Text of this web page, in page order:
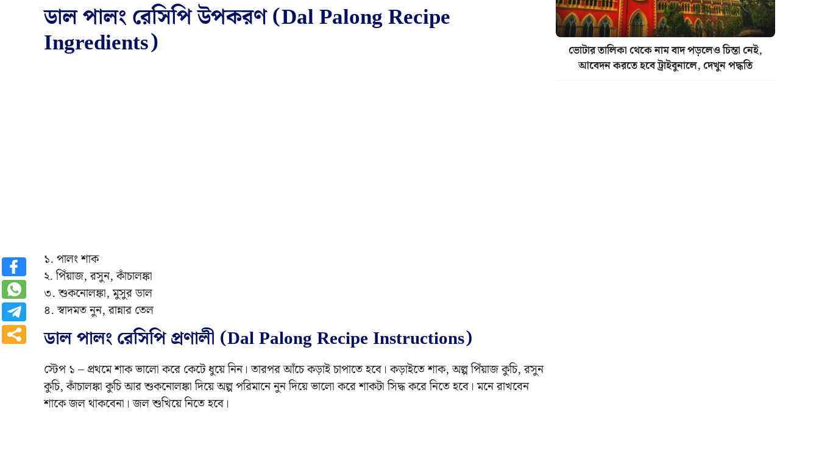
ডাল পালং রেসিপি উপকরণ (Dal Palong Recipe
Ingredients)
১. পালং শাক
২. পিঁয়াজ, রসুন, কাঁচালঙ্কা
৩. শুকনোলঙ্কা, মুসুর ডাল
৪. স্বাদমত নুন, রান্নার তেল
ডাল পালং রেসিপি প্রণালী (Dal Palong Recipe Instructions)
স্টেপ ১ – প্রথমে শাক ভালো করে কেটে ধুয়ে নিন। তারপর আঁচে কড়াই চাপাতে হবে। কড়াইতে শাক, অল্প পিঁয়াজ কুচি, রসুন
কুচি, কাঁচালঙ্কা কুচি আর শুকনোলঙ্কা দিয়ে অল্প পরিমানে নুন দিয়ে ভালো করে শাকটা সিদ্ধ করে নিতে হবে। মনে রাখবেন
শাকে জল থাকবেনা। জল শুখিয়ে নিতে হবে।
ভোটার তালিকা থেকে নাম বাদ পড়লেও চিন্তা নেই,
আবেদন করতে হবে ট্রাইবুনালে, দেখুন পদ্ধতি